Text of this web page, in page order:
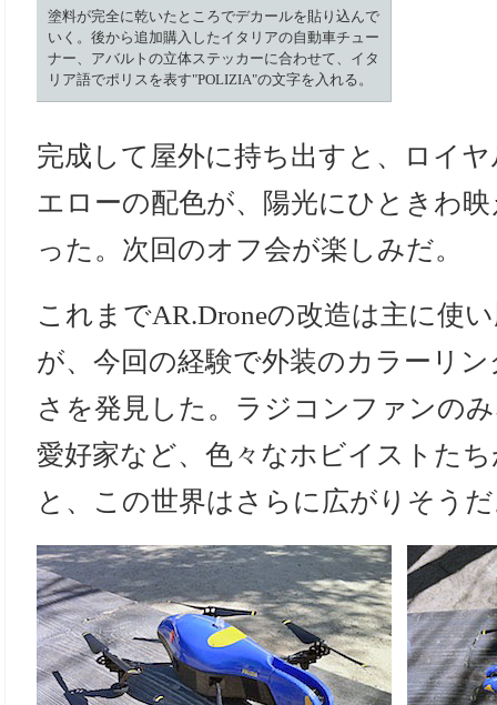
塗料が完全に乾いたところでデカールを貼り込んで
いく。後から追加購入したイタリアの自動車チュー
ナー、アバルトの立体ステッカーに合わせて、イタ
リア語でポリスを表す"POLIZIA"の文字を入れる。
完成して屋外に持ち出すと、ロイ
エローの配色が、陽光にひときわ
った。次回のオフ会が楽しみだ。
これまでAR.Droneの改造は主に使
が、今回の経験で外装のカラーリ
さを発見した。ラジコンファンの
愛好家など、色々なホビイストた
と、この世界はさらに広がりそう